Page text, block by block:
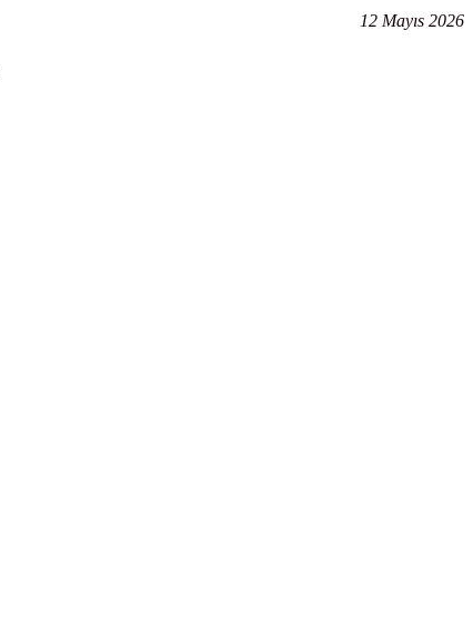
12 Mayıs 2026